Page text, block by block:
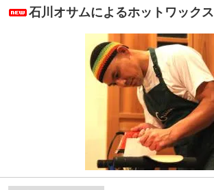
石川オサムによるホットワックス